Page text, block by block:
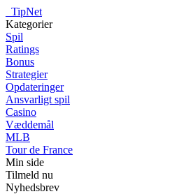
TipNet
Kategorier
Spil
Ratings
Bonus
Strategier
Opdateringer
Ansvarligt spil
Casino
Væddemål
MLB
Tour de France
Min side
Tilmeld nu
Nyhedsbrev